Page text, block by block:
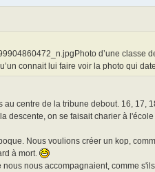
d’une classe
connait lui faire voir la photo qui
centre de la tribune debout. 16, 17,
descente, on se faisait charier à
Nous voulions créer un kop,
à mort.
nous accompagnaient, comme